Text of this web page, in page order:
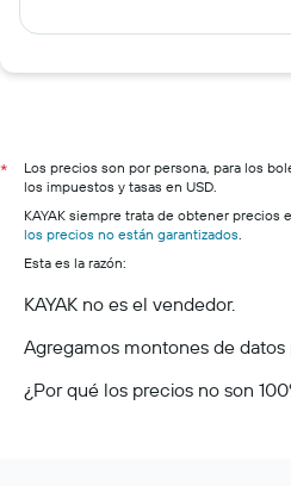
*
Los precios son por persona, para los
los impuestos y tasas en USD.
KAYAK siempre trata de obtener precios
los precios no están garantizados.
Esta es la razón:
KAYAK no es el vendedor.
Agregamos montones de datos
¿Por qué los precios no son